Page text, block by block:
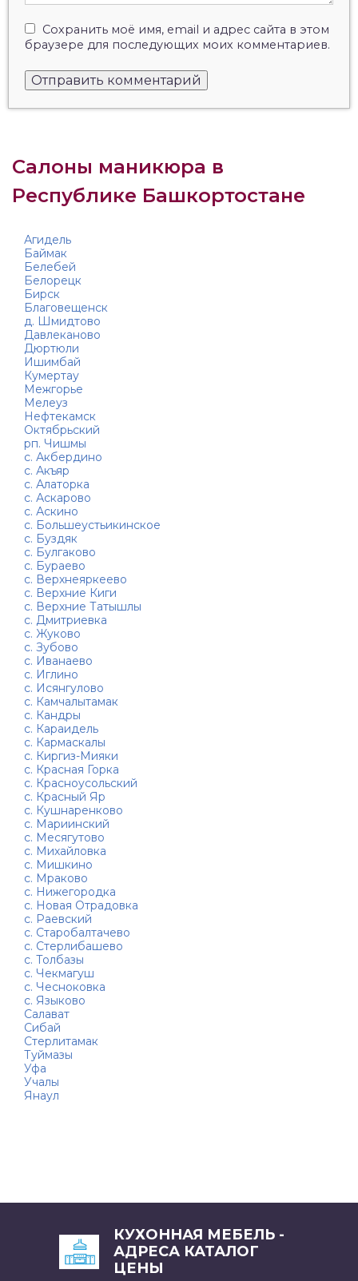
Сохранить моё имя, email и адрес сайта в этом
браузере для последующих моих комментариев.
Салоны маникюра в
Республике Башкортостане
Агидель
Баймак
Белебей
Белорецк
Бирск
Благовещенск
д. Шмидтово
Давлеканово
Дюртюли
Ишимбай
Кумертау
Межгорье
Мелеуз
Нефтекамск
Октябрьский
рп. Чишмы
с. Акбердино
с. Акъяр
с. Алаторка
с. Аскарово
с. Аскино
с. Большеустьикинское
с. Буздяк
с. Булгаково
с. Бураево
с. Верхнеяркеево
с. Верхние Киги
с. Верхние Татышлы
с. Дмитриевка
с. Жуково
с. Зубово
с. Иванаево
с. Иглино
с. Исянгулово
с. Камчалытамак
с. Кандры
с. Караидель
с. Кармаскалы
с. Киргиз-Мияки
с. Красная Горка
с. Красноусольский
с. Красный Яр
с. Кушнаренково
с. Мариинский
с. Месягутово
с. Михайловка
с. Мишкино
с. Мраково
с. Нижегородка
с. Новая Отрадовка
с. Раевский
с. Старобалтачево
с. Стерлибашево
с. Толбазы
с. Чекмагуш
с. Чесноковка
с. Языково
Салават
Сибай
Стерлитамак
Туймазы
Уфа
Учалы
Янаул
КУХОННАЯ МЕБЕЛЬ -
АДРЕСА КАТАЛОГ
ЦЕНЫ